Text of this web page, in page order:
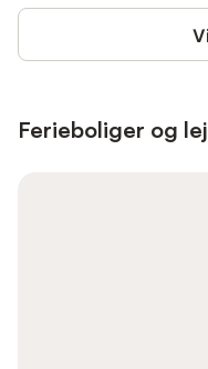
Ferieboliger og